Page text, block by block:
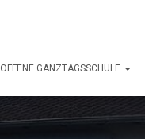
OFFENE GANZTAGSSCHULE